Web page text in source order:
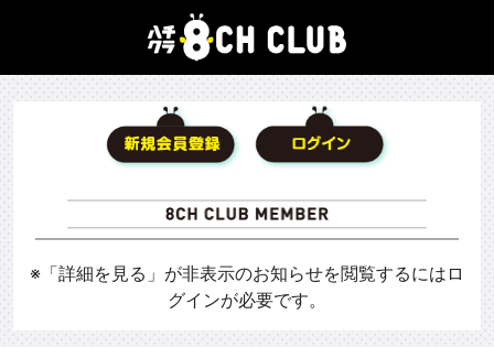
※「詳細を見る」が非表示のお知らせを閲覧するにはロ
グインが必要です。